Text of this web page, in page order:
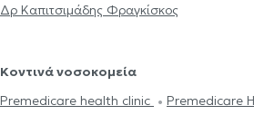
Δρ Καπιτσιμάδης Φραγκίσκος
Κοντινά νοσοκομεία
Premedicare health clinic
Premedicare